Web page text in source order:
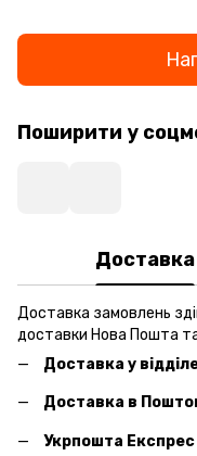
Поширити у
Доставка
Доставка замовлень
доставки Нова Пошта
Доставка у
Доставка в
Укрпошта Експрес